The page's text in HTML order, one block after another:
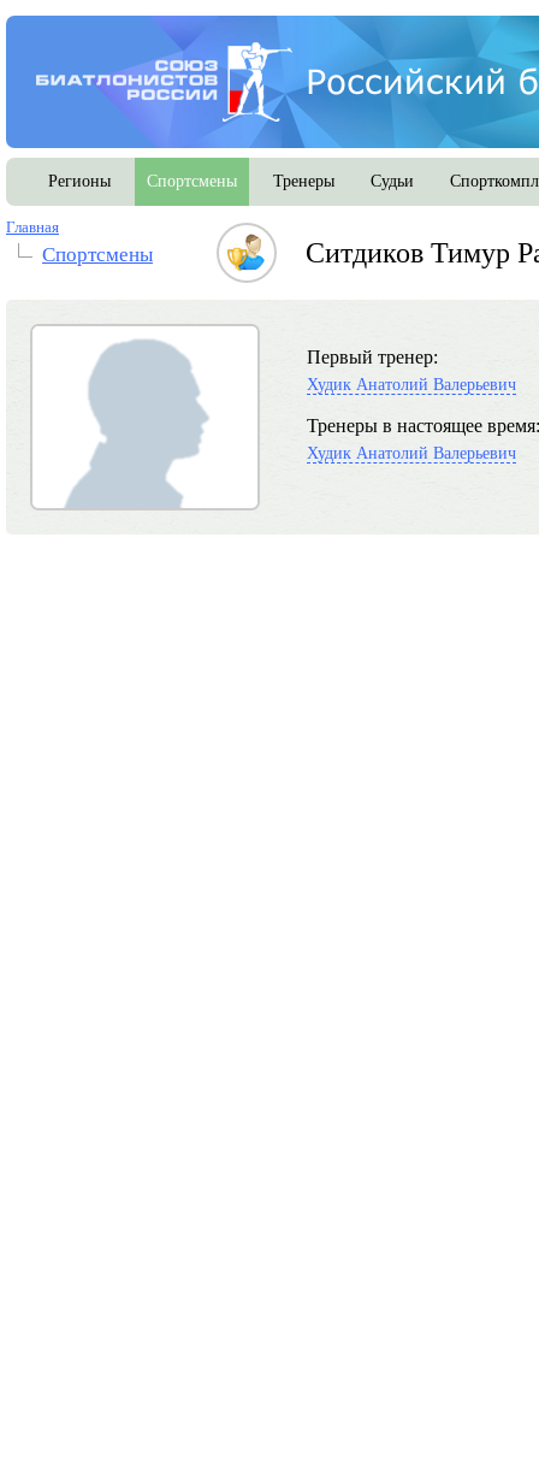
Регионы Спортсмены Тренеры Судьи
Главная
Спортсмены Ситдиков Тимур
Первый тренер:
Худик Анатолий Валерьевич
Тренеры в настоящее время:
Худик Анатолий Валерьевич